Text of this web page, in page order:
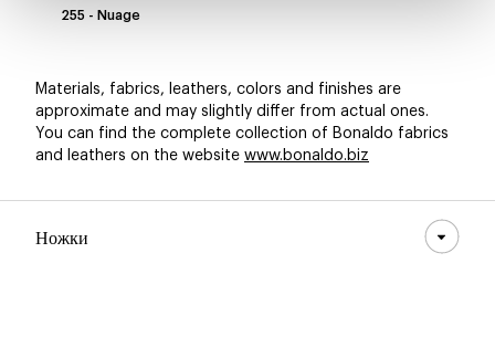
255 - Nuage
Materials, fabrics, leathers, colors and finishes are
approximate and may slightly differ from actual ones.
You can find the complete collection of Bonaldo fabrics
and leathers on the website www.bonaldo.biz
Ножки